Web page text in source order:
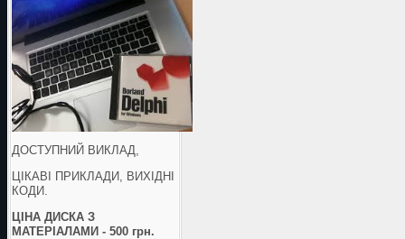
ДОСТУПНИЙ ВИКЛАД,
ЦІКАВІ ПРИКЛАДИ, ВИХІДНІ
КОДИ.
ЦІНА ДИСКА З
МАТЕРІАЛАМИ - 500 грн.